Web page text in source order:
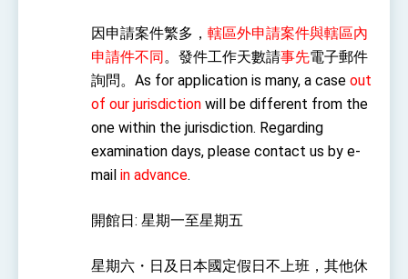
因申請案件繁多， 轄區外申請案件與轄區內
申請件不同。發件工作天數請事先電子郵件
詢問。As for application is many, a case out
of our jurisdiction will be different from the
one within the jurisdiction. Regarding
examination days, please contact us by e-
mail in advance.
開館日: 星期一至星期五
星期六・日及日本國定假日不上班，其他休